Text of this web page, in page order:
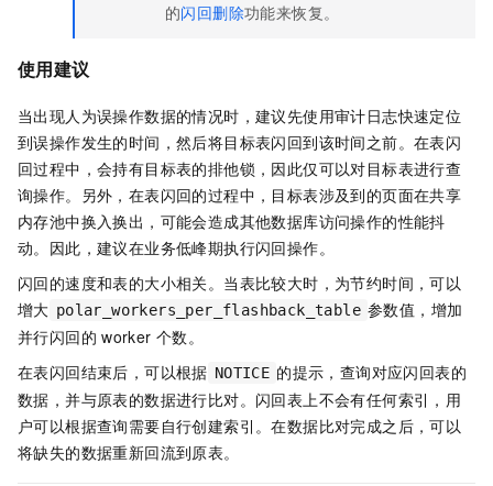
的闪回删除功能来恢复。
使用建议
当出现人为误操作数据的情况时，建议先使用审计日志快速定位
到误操作发生的时间，然后将目标表闪回到该时间之前。在表闪
回过程中，会持有目标表的排他锁，因此仅可以对目标表进行查
询操作。另外，在表闪回的过程中，目标表涉及到的页面在共享
内存池中换入换出，可能会造成其他数据库访问操作的性能抖
动。因此，建议在业务低峰期执行闪回操作。
闪回的速度和表的大小相关。当表比较大时，为节约时间，可以
增大 polar_workers_per_flashback_table 参数值，增加
并行闪回的 worker 个数。
在表闪回结束后，可以根据 NOTICE 的提示，查询对应闪回表的
数据，并与原表的数据进行比对。闪回表上不会有任何索引，用
户可以根据查询需要自行创建索引。在数据比对完成之后，可以
将缺失的数据重新回流到原表。